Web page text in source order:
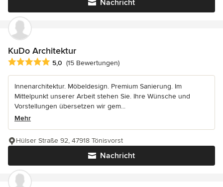
Nachricht
KuDo Architektur
Durchschnittliche Bewertung: 5 von 5 Sternen
5,0 (15 Bewertungen)
Innenarchitektur. Möbeldesign. Premium Sanierung. Im
Mittelpunkt unserer Arbeit stehen Sie. Ihre Wünsche und
Vorstellungen übersetzen wir gem...
Mehr
Nachricht
Hülser Straße 92, 47918 Tönisvorst